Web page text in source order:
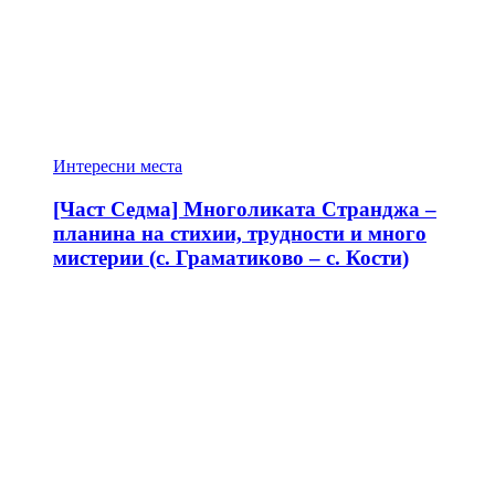
Интересни места
[Част Седма] Многоликата Странджа –
планина на стихии, трудности и много
мистерии (с. Граматиково – с. Кости)